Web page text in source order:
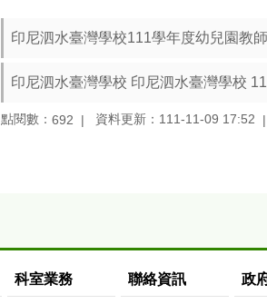
印尼泗水臺灣學校111學年度幼兒園教
印尼泗水臺灣學校 印尼泗水臺灣學校
點閱數： 692 資料更新：111-11-09 17:52
科室業務 聯絡資訊 政